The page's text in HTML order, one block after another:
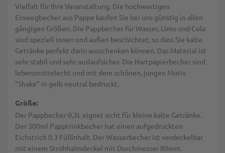
Vielfalt für Ihre Veranstaltung. Die hochwertigen
Einwegbecher aus Pappe kaufen Sie bei uns günstig in allen
gängigen Größen. Die Pappbecher für Wasser, Limo und Cola
sind speziell innen und außen beschichtet, so dass Sie kalte
Getränke perfekt darin ausschenken können. Das Material ist
sehr stabil und sehr auslaufsicher. Die Hartpapierbecher sind
lebensmittelecht und mit dem schönen, jungen Motiv
"Shake" in gelb neutral bedruckt.
Größe:
Der Pappbecher 0,3L eignet sicht für kleine kalte Getränke.
Der 300ml Papptrinkbecher hat einen aufgedruckten
Eichstrich 0.3 Füllinhalt. Der Wasserbecher ist verdeckelbar
mit einem Strohhalmdeckel mit Durchmesser 80mm.